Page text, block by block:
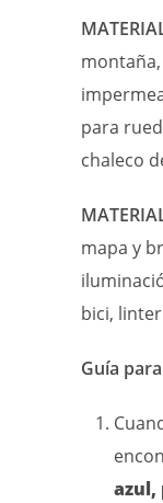
para
chaleco
mapa y
bici,
Guía
azul,